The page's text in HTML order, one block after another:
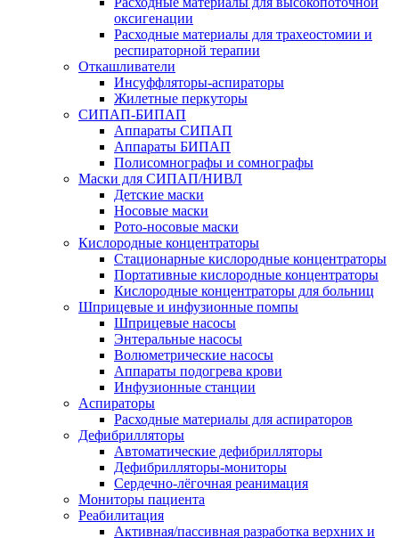
оксигенации
Расходные материалы для трахеостомии и
респираторной терапии
Откашливатели
Инсуффляторы-аспираторы
Жилетные перкуторы
CИПАП-БИПАП
Аппараты СИПАП
Аппараты БИПАП
Полисомнографы и сомнографы
Маски для СИПАП/НИВЛ
Детские маски
Носовые маски
Рото-носовые маски
Кислородные концентраторы
Стационарные кислородные концентраторы
Портативные кислородные концентраторы
Кислородные концентраторы для больниц
Шприцевые и инфузионные помпы
Шприцевые насосы
Энтеральные насосы
Волюметрические насосы
Аппараты подогрева крови
Инфузионные станции
Аспираторы
Расходные материалы для аспираторов
Дефибрилляторы
Автоматические дефибрилляторы
Дефибрилляторы-мониторы
Сердечно-лёгочная реанимация
Мониторы пациента
Реабилитация
Активная/пассивная разработка верхних и